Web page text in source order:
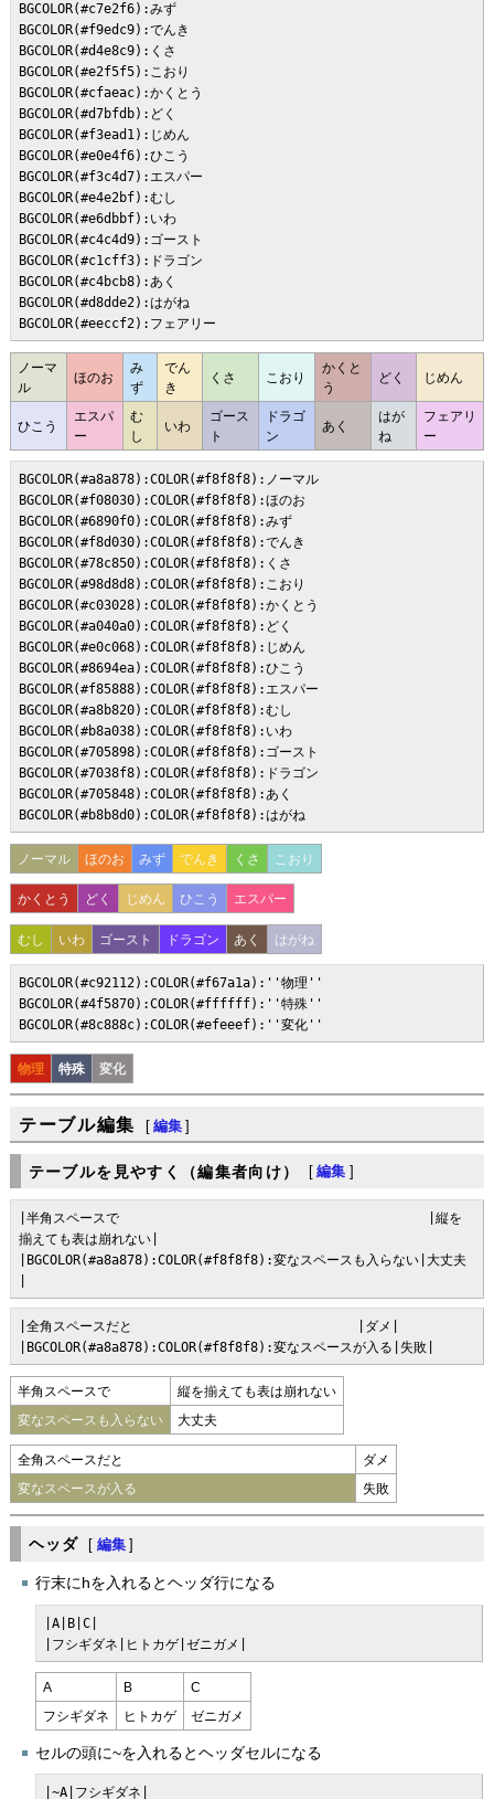
BGCOLOR(#c7e2f6):みず
BGCOLOR(#f9edc9):でんき
BGCOLOR(#d4e8c9):くさ
BGCOLOR(#e2f5f5):こおり
BGCOLOR(#cfaeac):かくとう
BGCOLOR(#d7bfdb):どく
BGCOLOR(#f3ead1):じめん
BGCOLOR(#e0e4f6):ひこう
BGCOLOR(#f3c4d7):エスパー
BGCOLOR(#e4e2bf):むし
BGCOLOR(#e6dbbf):いわ
BGCOLOR(#c4c4d9):ゴースト
BGCOLOR(#c1cff3):ドラゴン
BGCOLOR(#c4bcb8):あく
BGCOLOR(#d8dde2):はがね
BGCOLOR(#eeccf2):フェアリー
ノーマ
ル
ほのお
み
ず
でん
き
くさ こおり
かくと
う
どく じめん
ひこう
エスパ
ー
む
し
いわ
ゴース
ト
ドラゴ
ン
あく
はが
ね
フェアリ
ー
BGCOLOR(#a8a878):COLOR(#f8f8f8):ノーマル
BGCOLOR(#f08030):COLOR(#f8f8f8):ほのお
BGCOLOR(#6890f0):COLOR(#f8f8f8):みず
BGCOLOR(#f8d030):COLOR(#f8f8f8):でんき
BGCOLOR(#78c850):COLOR(#f8f8f8):くさ
BGCOLOR(#98d8d8):COLOR(#f8f8f8):こおり
BGCOLOR(#c03028):COLOR(#f8f8f8):かくとう
BGCOLOR(#a040a0):COLOR(#f8f8f8):どく
BGCOLOR(#e0c068):COLOR(#f8f8f8):じめん
BGCOLOR(#8694ea):COLOR(#f8f8f8):ひこう
BGCOLOR(#f85888):COLOR(#f8f8f8):エスパー
BGCOLOR(#a8b820):COLOR(#f8f8f8):むし
BGCOLOR(#b8a038):COLOR(#f8f8f8):いわ
BGCOLOR(#705898):COLOR(#f8f8f8):ゴースト
BGCOLOR(#7038f8):COLOR(#f8f8f8):ドラゴン
BGCOLOR(#705848):COLOR(#f8f8f8):あく
BGCOLOR(#b8b8d0):COLOR(#f8f8f8):はがね
ノーマル ほのお みず でんき くさ こおり
かくとう どく じめん ひこう エスパー
むし いわ ゴースト ドラゴン あく はがね
BGCOLOR(#c92112):COLOR(#f67a1a):''物理''
BGCOLOR(#4f5870):COLOR(#ffffff):''特殊''
BGCOLOR(#8c888c):COLOR(#efeeef):''変化''
物理 特殊 変化
テーブル編集 [ 編集 ]
テーブルを見やすく（編集者向け） [ 編集 ]
|半角スペースで                                        |縦を
揃えても表は崩れない|
|BGCOLOR(#a8a878):COLOR(#f8f8f8):変なスペースも入らない|大丈夫
|全角スペースだと　　　　　　　　　　　　　　　　　|ダメ|
|BGCOLOR(#a8a878):COLOR(#f8f8f8):変なスペースが入る|失敗|
半角スペースで 縦を揃えても表は崩れない
変なスペースも入らない 大丈夫
全角スペースだと ダメ
変なスペースが入る 失敗
ヘッダ [ 編集 ]
行末にhを入れるとヘッダ行になる
|A|B|C|
|フシギダネ|ヒトカゲ|ゼニガメ|
A B C
フシギダネ ヒトカゲ ゼニガメ
セルの頭に~を入れるとヘッダセルになる
|~A|フシギダネ|